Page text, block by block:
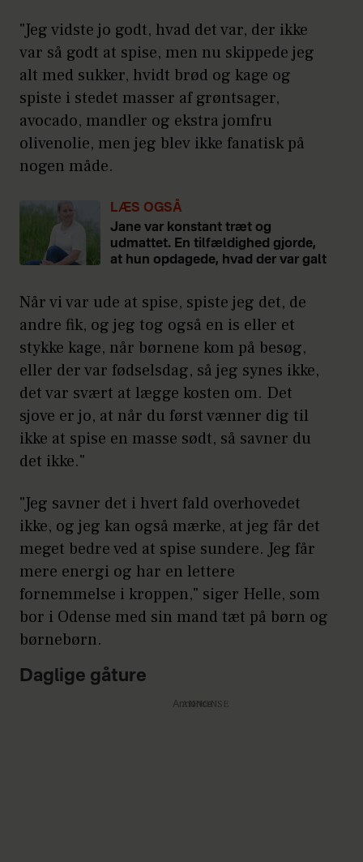
"Jeg vidste jo godt, hvad det var, der ikke
var så godt at spise, men nu skippede jeg
alt med sukker, hvidt brød og kage og
spiste i stedet masser af grøntsager,
avocado, mandler og ekstra jomfru
olivenolie, men jeg blev ikke fanatisk på
nogen måde.
LÆS OGSÅ
Jane var konstant træt og
udmattet. En tilfældighed gjorde,
at hun opdagede, hvad der var galt
Når vi var ude at spise, spiste jeg det, de
andre fik, og jeg tog også en is eller et
stykke kage, når børnene kom på besøg,
eller der var fødselsdag, så jeg synes ikke,
det var svært at lægge kosten om. Det
sjove er jo, at når du først vænner dig til
ikke at spise en masse sødt, så savner du
det ikke."
"Jeg savner det i hvert fald overhovedet
ikke, og jeg kan også mærke, at jeg får det
meget bedre ved at spise sundere. Jeg får
mere energi og har en lettere
fornemmelse i kroppen," siger Helle, som
bor i Odense med sin mand tæt på børn og
børnebørn.
Daglige gåture
Annonce